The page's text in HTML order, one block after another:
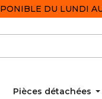
DU LUNDI
Pièces détachées